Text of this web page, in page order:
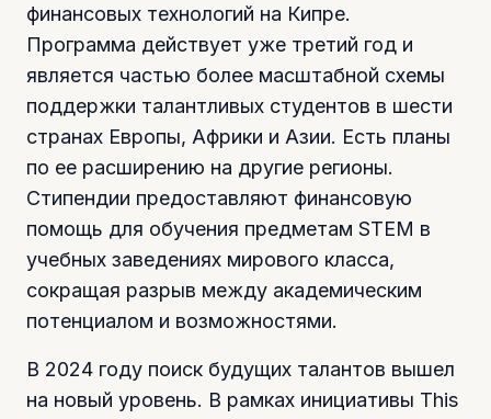
финансовых технологий на Кипре.
Программа действует уже третий год и
является частью более масштабной схемы
поддержки талантливых студентов в шести
странах Европы, Африки и Азии. Есть планы
по ее расширению на другие регионы.
Стипендии предоставляют финансовую
помощь для обучения предметам STEM в
учебных заведениях мирового класса,
сокращая разрыв между академическим
потенциалом и возможностями.
В 2024 году поиск будущих талантов вышел
на новый уровень. В рамках инициативы This